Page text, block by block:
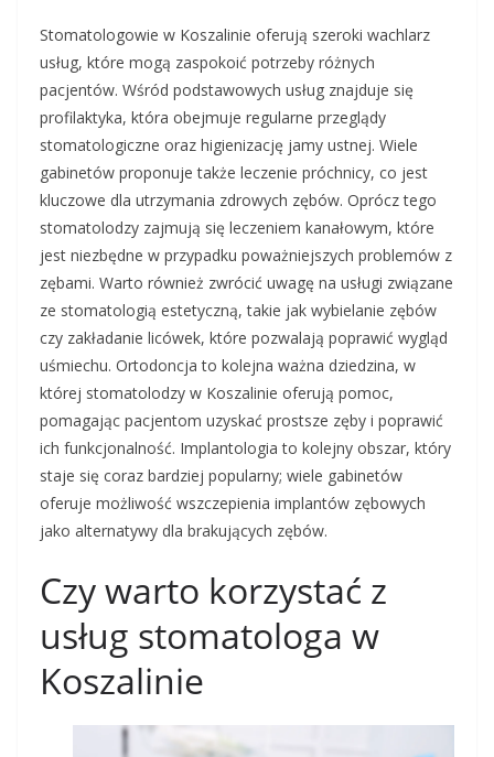
Stomatologowie w Koszalinie oferują szeroki wachlarz
usług, które mogą zaspokoić potrzeby różnych
pacjentów. Wśród podstawowych usług znajduje się
profilaktyka, która obejmuje regularne przeglądy
stomatologiczne oraz higienizację jamy ustnej. Wiele
gabinetów proponuje także leczenie próchnicy, co jest
kluczowe dla utrzymania zdrowych zębów. Oprócz tego
stomatolodzy zajmują się leczeniem kanałowym, które
jest niezbędne w przypadku poważniejszych problemów z
zębami. Warto również zwrócić uwagę na usługi związane
ze stomatologią estetyczną, takie jak wybielanie zębów
czy zakładanie licówek, które pozwalają poprawić wygląd
uśmiechu. Ortodoncja to kolejna ważna dziedzina, w
której stomatolodzy w Koszalinie oferują pomoc,
pomagając pacjentom uzyskać prostsze zęby i poprawić
ich funkcjonalność. Implantologia to kolejny obszar, który
staje się coraz bardziej popularny; wiele gabinetów
oferuje możliwość wszczepienia implantów zębowych
jako alternatywy dla brakujących zębów.
Czy warto korzystać z
usług stomatologa w
Koszalinie